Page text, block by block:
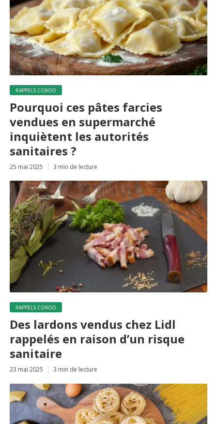
RAPPELS CONSO
Pourquoi ces pâtes farcies
vendues en supermarché
inquiètent les autorités
sanitaires ?
25 mai 2025 3 min de lecture
RAPPELS CONSO
Des lardons vendus chez Lidl
rappelés en raison d’un risque
sanitaire
23 mai 2025 3 min de lecture